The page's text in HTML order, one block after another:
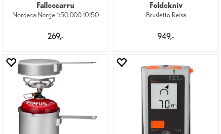
Fallecearru
Nordeca Norge 1:50 000 10150
269,-
Foldekniv
Brusletto Reisa
949,-